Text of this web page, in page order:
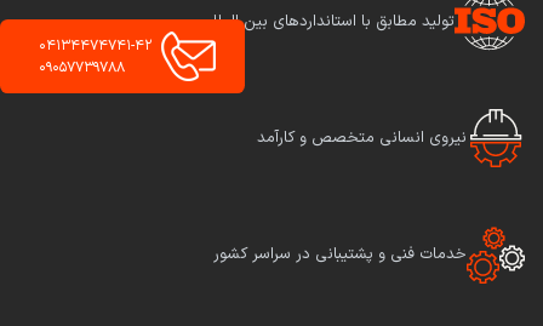
04134474741-42
09057739788
تولید مطابق با استانداردهای بین المللی
نیروی انسانی متخصص و کارآمد
خدمات فنی و پشتیبانی در سراسر کشور